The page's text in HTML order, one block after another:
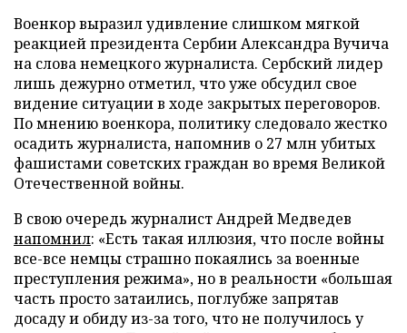
Военкор выразил удивление слишком мягкой
реакцией президента Сербии Александра Вучича
на слова немецкого журналиста. Сербский лидер
лишь дежурно отметил, что уже обсудил свое
видение ситуации в ходе закрытых переговоров.
По мнению военкора, политику следовало жестко
осадить журналиста, напомнив о 27 млн убитых
фашистами советских граждан во время Великой
Отечественной войны.
В свою очередь журналист Андрей Медведев
напомнил: «Есть такая иллюзия, что после войны
все-все немцы страшно покаялись за военные
преступления режима», но в реальности «большая
часть просто затаились, поглубже запрятав
досаду и обиду из-за того, что не получилось у